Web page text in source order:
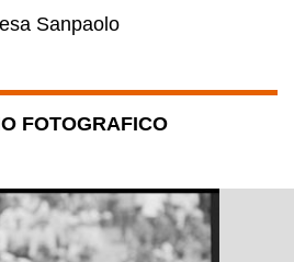
Sanpaolo
FOTOGRAFICO